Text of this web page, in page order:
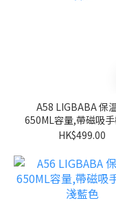
A58 LIGBABA 保
650ML容量,帶磁吸手
玫紅
HK$499.00